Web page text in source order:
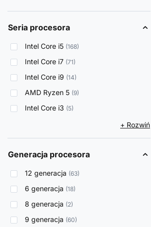
Seria procesora
Intel Core i5 168
Intel Core i7 71
Intel Core i9 14
AMD Ryzen 5 9
Intel Core i3 5
+ Rozwiń
Generacja procesora
12 generacja 63
6 generacja 18
8 generacja 2
9 generacja 60